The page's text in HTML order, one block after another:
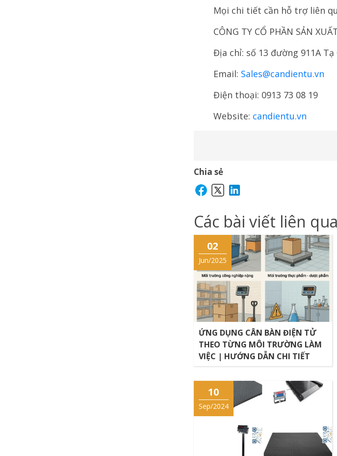
Mọi chi tiết cần hỗ trợ liên
CÔNG TY CỔ PHẦN SẢN
Địa chỉ: số 13 đường 911A
Email: Sales@candientu.vn
Điện thoại: 0913 73 08 19
Website: candientu.vn
Chia sẻ
Các bài viết liên
02
Jun/2025
ỨNG DỤNG CÂN BÀN ĐIỆN TỬ
THEO TỪNG MÔI TRƯỜNG LÀM
VIỆC | HƯỚNG DẪN CHI TIẾT
10
Sep/2024